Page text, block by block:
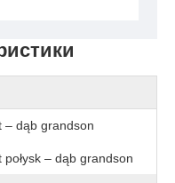
– dąb grandson
połysk – dąb grandson